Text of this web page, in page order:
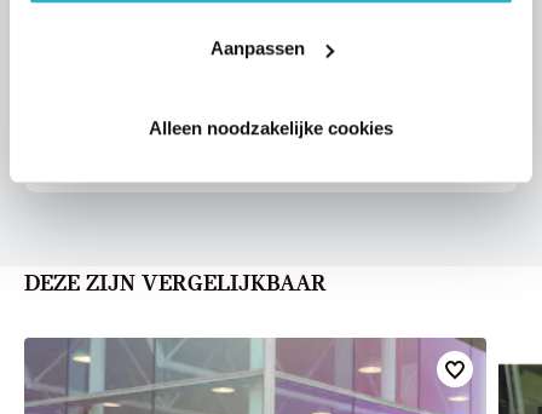
Aanpassen
Alleen noodzakelijke cookies
VOORSTEL AANVRAGEN
U vertelt meer over uw auto
DEZE ZIJN VERGELIJKBAAR